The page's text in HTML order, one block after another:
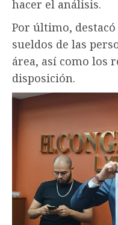
hacer el análisis.
Por último,
sueldos de las
área, así como los
disposición.